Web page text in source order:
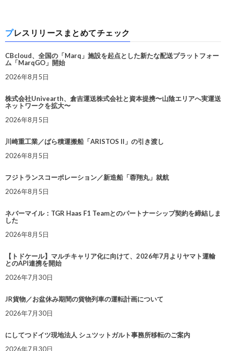
プレスリリースまとめてチェック
CBcloud、全国の「Marq」施設を起点とした新たな配送プラットフォー
ム「MarqGO」開始
2026年8月5日
株式会社Univearth、倉吉運送株式会社と資本提携〜山陰エリアへ実運送
ネットワークを拡大〜
2026年8月5日
川崎重工業／ばら積運搬船「ARISTOS II」の引き渡し
2026年8月5日
フジトランスコーポレーション／新造船「蓉翔丸」就航
2026年8月5日
ネバーマイル：TGR Haas F1 Teamとのパートナーシップ契約を締結しま
した
2026年8月5日
【トドケール】マルチキャリア化に向けて、2026年7月よりヤマト運輸
とのAPI連携を開始
2026年7月30日
JR貨物／お盆休み期間の貨物列車の運転計画について
2026年7月30日
にしてつドイツ現地法人 シュツットガルト事務所移転のご案内
2026年7月30日